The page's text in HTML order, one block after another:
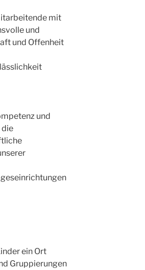
mit
und
und Offenheit
und
die
ein Ort
Gruppierungen